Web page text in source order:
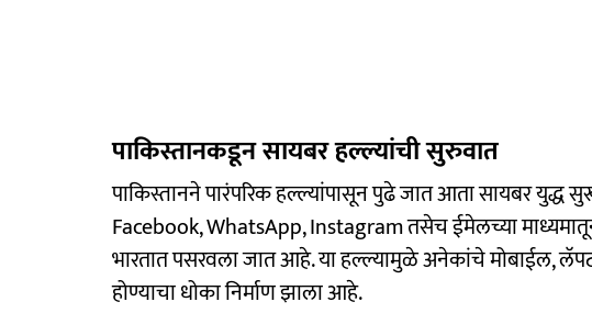
पाकिस्तानकडून सायबर हल्ल्यांची सुरुवात
पाकिस्तानने पारंपरिक हल्ल्यांपासून पुढे जात आता सायबर
Facebook, WhatsApp, Instagram तसेच ईमेलच्या
भारतात पसरवला जात आहे. या हल्ल्यामुळे अनेकांचे मोबाईल,
होण्याचा धोका निर्माण झाला आहे.